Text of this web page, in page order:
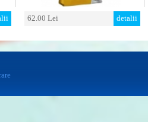
62.00 Lei detalii